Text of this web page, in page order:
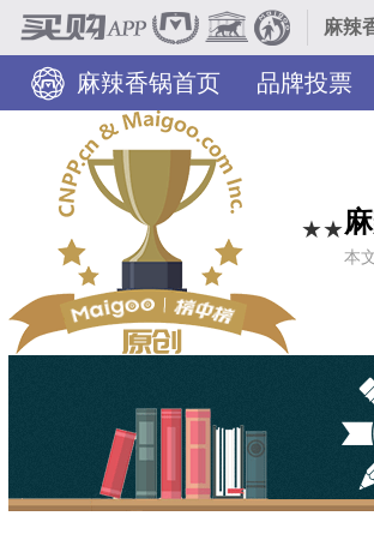
麻辣
麻辣香锅首页 品牌投票
★★
本